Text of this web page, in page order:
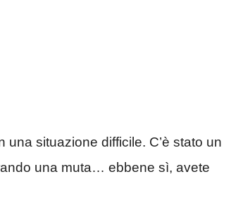
situazione difficile. C’è stato un
una muta… ebbene sì, avete